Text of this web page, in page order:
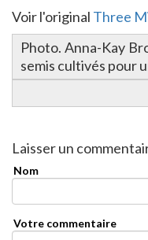
Voir l'original Three
Photo. Anna-Kay
semis cultivés pour
Laisser un
Nom
Votre commentaire